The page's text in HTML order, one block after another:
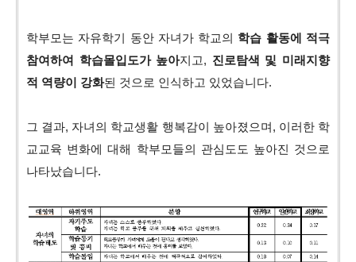
학부모는 자유학기 동안 자녀가 학교의 학습 활동에 적극
참여하여 학습몰입도가 높아지고, 진로탐색 및 미래지향
적 역량이 강화된 것으로 인식하고 있었습니다.
그 결과, 자녀의 학교생활 행복감이 높아졌으며, 이러한 학
교교육 변화에 대해 학부모들의 관심도도 높아진 것으로
나타났습니다.